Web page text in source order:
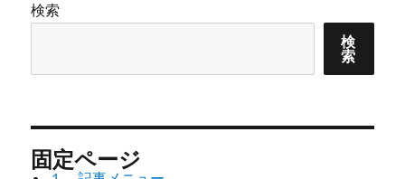
検索
検
索
固定ページ